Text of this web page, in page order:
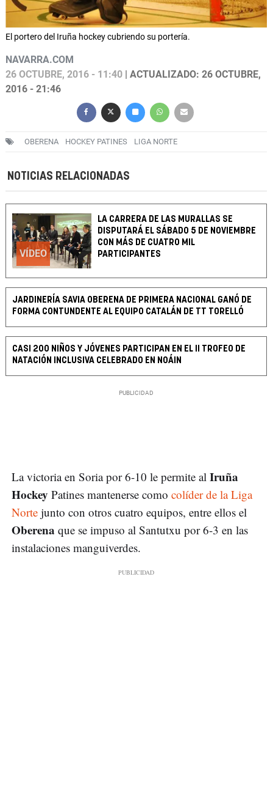
El portero del Iruña hockey cubriendo su portería.
NAVARRA.COM
26 OCTUBRE, 2016 - 11:40 | ACTUALIZADO: 26 OCTUBRE,
2016 - 21:46
OBERENA HOCKEY PATINES LIGA NORTE
NOTICIAS RELACIONADAS
VÍDEO
LA CARRERA DE LAS MURALLAS SE
DISPUTARÁ EL SÁBADO 5 DE NOVIEMBRE
CON MÁS DE CUATRO MIL
PARTICIPANTES
JARDINERÍA SAVIA OBERENA DE PRIMERA NACIONAL GANÓ DE
FORMA CONTUNDENTE AL EQUIPO CATALÁN DE TT TORELLÓ
CASI 200 NIÑOS Y JÓVENES PARTICIPAN EN EL II TROFEO DE
NATACIÓN INCLUSIVA CELEBRADO EN NOÁIN
La victoria en Soria por 6-10 le permite al Iruña
Hockey Patines mantenerse como colíder de la Liga
Norte junto con otros cuatro equipos, entre ellos el
Oberena que se impuso al Santutxu por 6-3 en las
instalaciones manguiverdes.